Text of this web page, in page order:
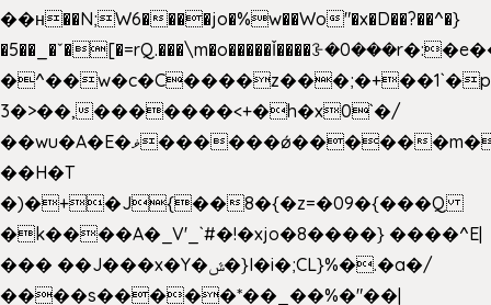
��н��N;W6����jo�%w��Wo"�x�D��?��^�}
�5��
3�>��,�������<+�h�x0`�/
��wu�A�E�ޥ������ǿ������m��d�C��9��e�D��1�2�/
��H�T
�)�+�J{��8�{�z=�09�{���Q
�k����A�_V'_`#�!�xjo�8����} ����^E|
��� ��J���x�Y�ݜ�}I�i�;CL}%�.�a�/
����s�����*��_��%�"��|